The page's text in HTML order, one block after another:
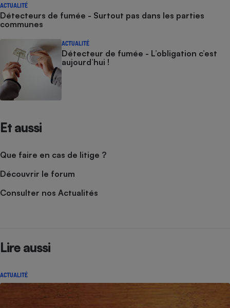
ACTUALITÉ
Détecteurs de fumée - Surtout pas dans les parties
communes
ACTUALITÉ
Détecteur de fumée - L’obligation c’est
aujourd’hui !
Et aussi
Que faire en cas de litige ?
Découvrir le forum
Consulter nos Actualités
Lire aussi
ACTUALITÉ